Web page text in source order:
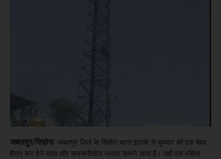
जबलपुर/सिहोरा: जबलपुर जिले के सिहोरा थाना इलाके से बुधवार को एक बेहद
हैरान कर देने वाला और सनसनीखेज मामला सामने आया है। यहाँ एक महिला